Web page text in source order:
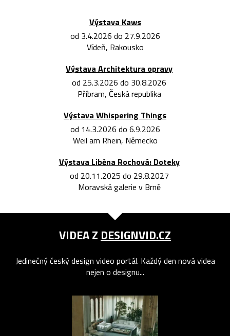
Výstava Kaws
od 3.4.2026 do 27.9.2026
Vídeň, Rakousko
Výstava Architektura opravy
od 25.3.2026 do 30.8.2026
Příbram, Česká republika
Výstava Whispering Things
od 14.3.2026 do 6.9.2026
Weil am Rhein, Německo
Výstava Liběna Rochová: Doteky
od 20.11.2025 do 29.8.2027
Moravská galerie v Brně
VIDEA Z DESIGNVID.CZ
Jedinečný český design video portál. Každý den nová videa
nejen o designu...